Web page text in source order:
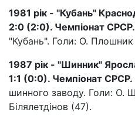
1981 рік - "Кубань"
2:0 (2:0). Чемпіонат СРСР.
"Кубань". Голи: О. Плошник
1987 рік - "Шинник"
1:1 (0:0). Чемпіонат СРСР.
шинного заводу. Голи: О.
Білялетдінов (47).